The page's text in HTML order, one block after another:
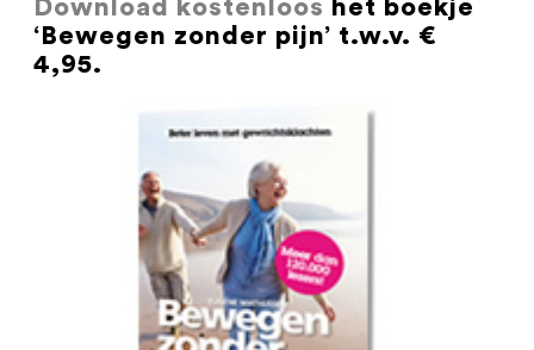
Download kostenloos het boekje
‘Bewegen zonder pijn’ t.w.v. €
4,95.